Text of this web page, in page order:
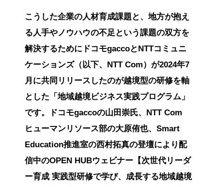
こうした企業の人材育成課題と、地方が抱え
る人手やノウハウの不足という課題の双方を
解決するためにドコモgaccoとNTTコミュニ
ケーションズ（以下、NTT Com）が2024年7
月に共同リリースしたのが越境型の研修を軸
とした「地域越境ビジネス実践プログラム」
です。ドコモgaccoの山田崇氏、NTT Com
ヒューマンリソース部の大原侑也、Smart
Education推進室の西村拓真の登壇により配
信中のOPEN HUBウェビナー【次世代リーダ
ー育成 実践型研修で学び、成長する地域越境